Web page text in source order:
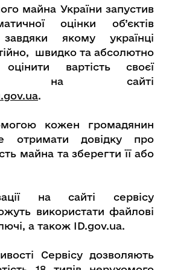
майна України запустив
оцінки об’єктів
завдяки якому українці
швидко та абсолютно
вартість своєї
на сайті
.
кожен громадянин
отримати довідку про
майна та зберегти її або
на сайті сервісу
використати файлові
а також ID.gov.ua.
Сервісу дозволяють